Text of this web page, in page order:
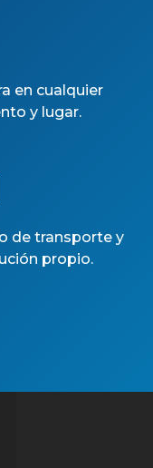
en cualquier
y lugar.
de transporte y
propio.